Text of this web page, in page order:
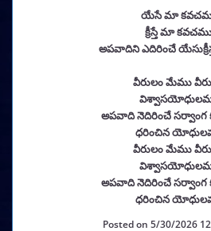
యేసే మా
క్రీస్తే మా
అపవాదిని ఎదిరించే
వీరులం మేము
అపవాది నెదిరించే సర్వాంగ
ధరించిన
వీరులం మేము
అపవాది నెదిరించే సర్వాంగ
ధరించిన
Posted on 5/30/2026